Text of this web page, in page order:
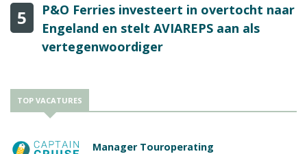
5
P&O Ferries investeert in overtocht naar
Engeland en stelt AVIAREPS aan als
vertegenwoordiger
TOP VACATURES
Manager Touroperating